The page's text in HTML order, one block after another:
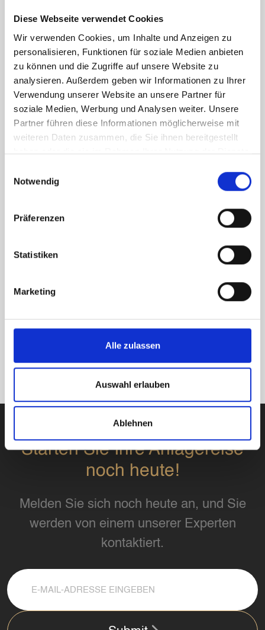
Diese Webseite verwendet Cookies
Wir verwenden Cookies, um Inhalte und Anzeigen zu
personalisieren, Funktionen für soziale Medien anbieten
zu können und die Zugriffe auf unsere Website zu
analysieren. Außerdem geben wir Informationen zu Ihrer
Verwendung unserer Website an unsere Partner für
soziale Medien, Werbung und Analysen weiter. Unsere
Partner führen diese Informationen möglicherweise mit
weiteren Daten zusammen, die Sie ihnen bereitgestellt
haben oder die sie im Rahmen Ihrer Nutzung der Dienste
Notwendig
Präferenzen
Statistiken
Marketing
Alle zulassen
Auswahl erlauben
Ablehnen
20 Franken Gold
Vreneli – Swiss Mint
Starten Sie Ihre Anlagereise
noch heute!
Melden Sie sich noch heute an, und Sie
werden von einem unserer Experten
kontaktiert.